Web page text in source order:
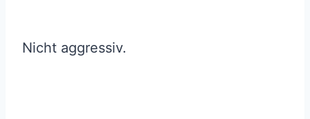
Nicht aggressiv.